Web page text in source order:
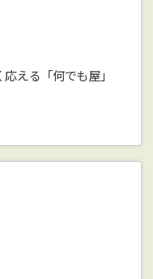
える「何でも屋」